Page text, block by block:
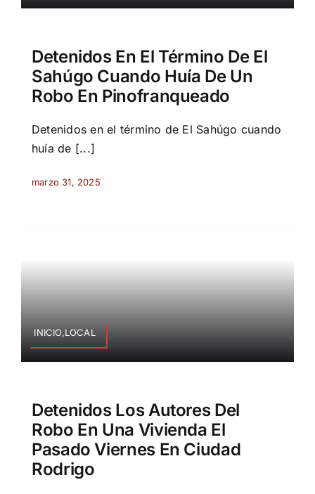
Detenidos En El Término De El
Sahúgo Cuando Huía De Un
Robo En Pinofranqueado
Detenidos en el término de El Sahúgo cuando
huía de [...]
marzo 31, 2025
INICIO,LOCAL
Detenidos Los Autores Del
Robo En Una Vivienda El
Pasado Viernes En Ciudad
Rodrigo